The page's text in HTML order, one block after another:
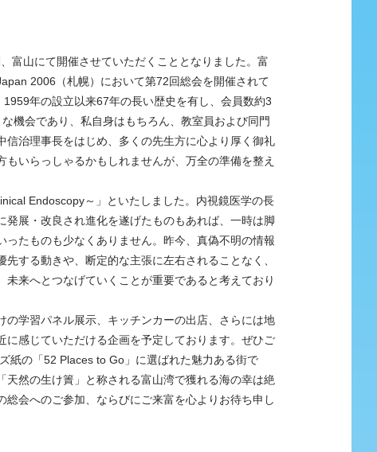
富山にて開催させていただくこととなりました。富
2006（札幌）において第72回総会を開催されて
年の設立以来67年の長い歴史を有し、会員数約3
機会であり、私自身はもちろん、教室員および同門
治理事長をはじめ、多くの先生方に心より厚く御礼
いらっしゃるかもしれませんが、万全の準備を整え
Endoscopy～」といたしました。内視鏡医学の長
展・改良され進化を遂げたものもあれば、一時は脚
たものも少なくありません。昨今、真偽不明の情報
する動きや、断定的な主張に左右されることなく、
来へとつなげていくことが重要であると考えており
学習パネル展示、キッチンカーの出店、さらには地
感じていただける企画を予定しております。ぜひご
紙の「52 Places to Go」に選ばれた魅力ある街で
然の生け簀」と称される富山湾で獲れる海の幸は絶
会へのご参加、ならびにご来富を心よりお待ち申し